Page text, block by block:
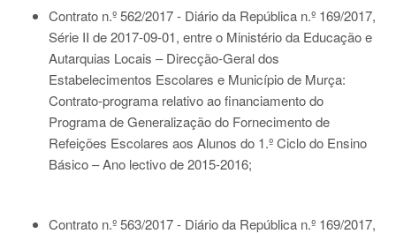
Contrato n.º 562/2017 - Diário da República n.º 169/2017,
Série II de 2017-09-01, entre o Ministério da Educação e
Autarquias Locais – Direcção-Geral dos
Estabelecimentos Escolares e Município de Murça:
Contrato-programa relativo ao financiamento do
Programa de Generalização do Fornecimento de
Refeições Escolares aos Alunos do 1.º Ciclo do Ensino
Básico – Ano lectivo de 2015-2016;
Contrato n.º 563/2017 - Diário da República n.º 169/2017,